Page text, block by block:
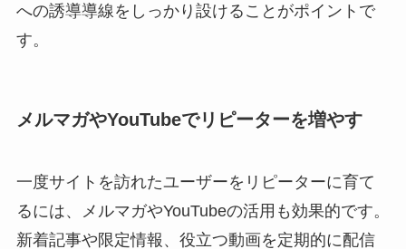
への誘導導線をしっかり設けることがポイントで
す。
メルマガやYouTubeでリピーターを増やす
一度サイトを訪れたユーザーをリピーターに育て
るには、メルマガやYouTubeの活用も効果的です。
新着記事や限定情報、役立つ動画を定期的に配信